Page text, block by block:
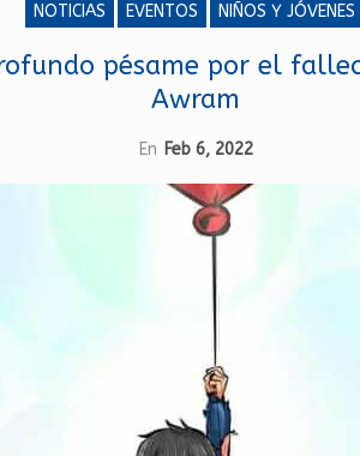
NOTICIAS EVENTOS NIÑOS Y JÓVENES
pésame por el
Awram
En Feb 6, 2022